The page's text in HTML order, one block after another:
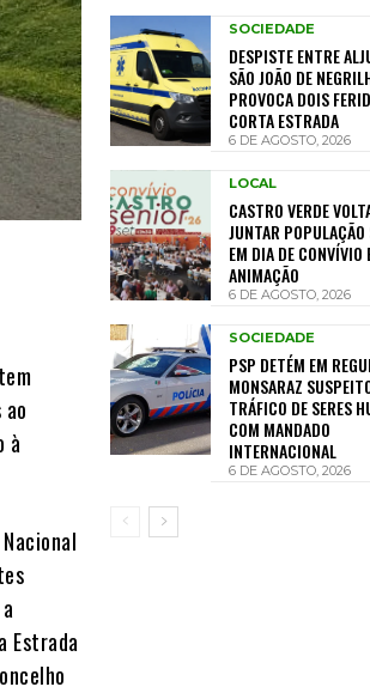
à
Estrada
SOCIEDADE
DESPISTE ENTRE
SÃO JOÃO DE
PROVOCA DOIS
CORTA ESTRADA
6 DE AGOSTO, 2026
LOCAL
CASTRO VERDE
JUNTAR POPULAÇÃO
EM DIA DE CONVÍVIO
ANIMAÇÃO
6 DE AGOSTO, 2026
SOCIEDADE
PSP DETÉM EM
MONSARAZ
TRÁFICO DE SERES
COM MANDADO
INTERNACIONAL
6 DE AGOSTO, 2026